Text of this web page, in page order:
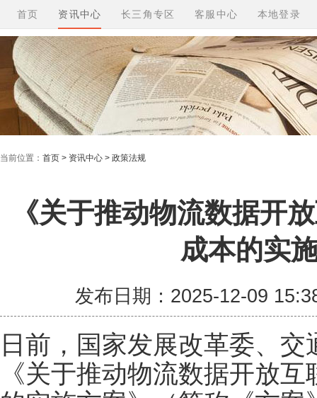
首页 资讯中心 长三角专区 客服中心 本地登录
当前位置： 首页 > 资讯中心 > 政策法规
《关于推动物流数据开
成本的实
发布日期：2025-12-09
日前，国家发展改革委、
《关于推动物流数据开放